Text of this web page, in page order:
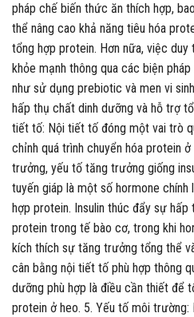
pháp chế biến thức ăn thích hợp,
thể nâng cao khả năng tiêu hóa
tổng hợp protein. Hơn nữa, việc
khỏe mạnh thông qua các biện
như sử dụng prebiotic và men vi
hấp thụ chất dinh dưỡng và hỗ trợ
tiết tố: Nội tiết tố đóng một vai trò
chỉnh quá trình chuyển hóa protein
trưởng, yếu tố tăng trưởng giống
tuyến giáp là một số hormone chính
hợp protein. Insulin thúc đẩy sự hấp
protein trong tế bào cơ, trong khi
kích thích sự tăng trưởng tổng thể
cân bằng nội tiết tố phù hợp thông
dưỡng phù hợp là điều cần thiết để
protein ở heo. 5. Yếu tố môi